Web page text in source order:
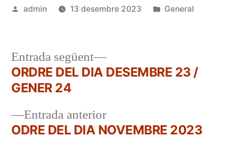
Publicat
admin 13 desembre 2023
Publicat
General
Navegació
d'entrades
Entrada anteriorEntrada
anterior:
ODRE DEL DIA NOVEMBRE 2023
Entrada següent
Entrada
següent:
ORDRE DEL DIA DESEMBRE 23 /
GENER 24